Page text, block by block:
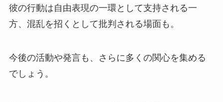
彼の行動は自由表現の一環として支持される一
方、混乱を招くとして批判される場面も。
今後の活動や発言も、さらに多くの関心を集める
でしょう。